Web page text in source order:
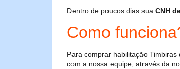
Dentro de poucos dias sua CNH
Como
Para comprar habilitação
com a nossa equipe, através da